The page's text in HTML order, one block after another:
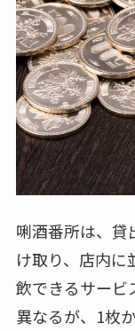
唎酒番所は、貸
け取り、店内
飲できるサービ
異なるが、1枚